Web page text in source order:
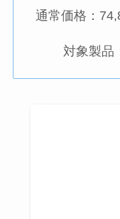
通常価格：
対象製品